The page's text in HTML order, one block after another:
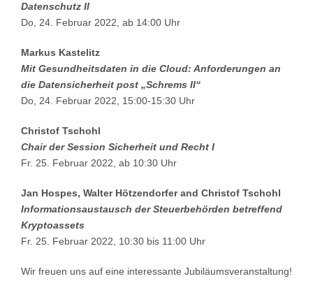
Datenschutz II
Do, 24. Februar 2022, ab 14:00 Uhr
Markus Kastelitz
Mit Gesundheitsdaten in die Cloud: Anforderungen an
die Datensicherheit post „Schrems II“
Do, 24. Februar 2022, 15:00-15:30 Uhr
Christof Tschohl
Chair der Session Sicherheit und Recht I
Fr. 25. Februar 2022, ab 10:30 Uhr
Jan Hospes, Walter Hötzendorfer and Christof Tschohl
Informationsaustausch der Steuerbehörden betreffend
Kryptoassets
Fr. 25. Februar 2022, 10:30 bis 11:00 Uhr
Wir freuen uns auf eine interessante Jubiläumsveranstaltung!